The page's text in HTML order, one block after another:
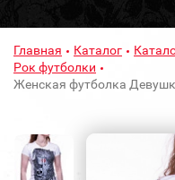
Главная Каталог
Рок футболки
Женская футболка